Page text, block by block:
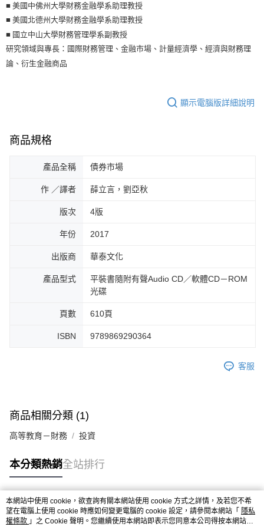
■ 美國中佛州大學財務金融學系助理教授
■ 美國北德州大學財務金融學系助理教授
■ 國立中山大學財務管理學系副教授
研究領域與專長：國際財務管理、金融市場、計量經濟學、經濟與財務理
論、衍生金融商品
顯示電腦版詳細說明
商品規格
產品全稱 債券市場
作 ／譯者 薛立言，劉亞秋
版次 4版
年份 2017
出版商 華泰文化
產品型式
平裝書隨附有聲Audio CD／軟體CD－ROM
光碟
頁數 610頁
ISBN 9789869290364
客服
商品相關分類 (1)
高等教育－財務 投資
本分類熱銷全站排行
熱門標籤
本網站中使用 cookie，欲查詢有關本網站使用 cookie 方式之詳情，及若您不希
望在電腦上使用 cookie 時應如何變更電腦的 cookie 設定，請參閱本網站「 隱私
權條款 」之 Cookie 聲明。您繼續使用本網站即表示您同意本公司得按本網站使